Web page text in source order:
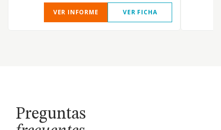
VER INFORME VER FICHA
Preguntas